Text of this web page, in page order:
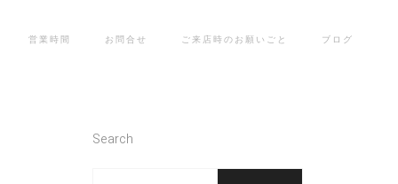
営業時間 お問合せ ご来店時のお願いごと ブログ
Search